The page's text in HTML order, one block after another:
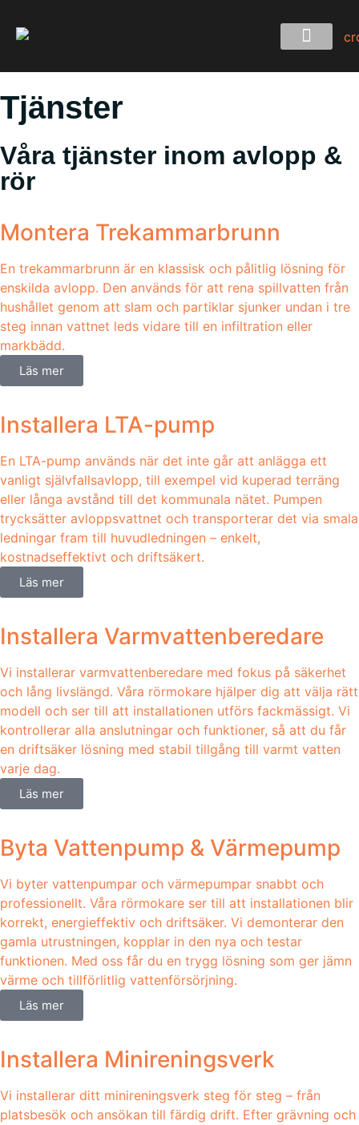
Tjänster
Våra tjänster inom avlopp &
rör
Montera Trekammarbrunn
En trekammarbrunn är en klassisk och pålitlig lösning för
enskilda avlopp. Den används för att rena spillvatten från
hushållet genom att slam och partiklar sjunker undan i tre
steg innan vattnet leds vidare till en infiltration eller
markbädd.
Läs mer
Installera LTA-pump
En LTA-pump används när det inte går att anlägga ett
vanligt självfallsavlopp, till exempel vid kuperad terräng
eller långa avstånd till det kommunala nätet. Pumpen
trycksätter avloppsvattnet och transporterar det via smala
ledningar fram till huvudledningen – enkelt,
kostnadseffektivt och driftsäkert.
Läs mer
Installera Varmvattenberedare
Vi installerar varmvattenberedare med fokus på säkerhet
och lång livslängd. Våra rörmokare hjälper dig att välja rätt
modell och ser till att installationen utförs fackmässigt. Vi
kontrollerar alla anslutningar och funktioner, så att du får
en driftsäker lösning med stabil tillgång till varmt vatten
varje dag.
Läs mer
Byta Vattenpump & Värmepump
Vi byter vattenpumpar och värmepumpar snabbt och
professionellt. Våra rörmokare ser till att installationen blir
korrekt, energieffektiv och driftsäker. Vi demonterar den
gamla utrustningen, kopplar in den nya och testar
funktionen. Med oss får du en trygg lösning som ger jämn
värme och tillförlitlig vattenförsörjning.
Läs mer
Installera Minireningsverk
Vi installerar ditt minireningsverk steg för steg – från
platsbesök och ansökan till färdig drift. Efter grävning och